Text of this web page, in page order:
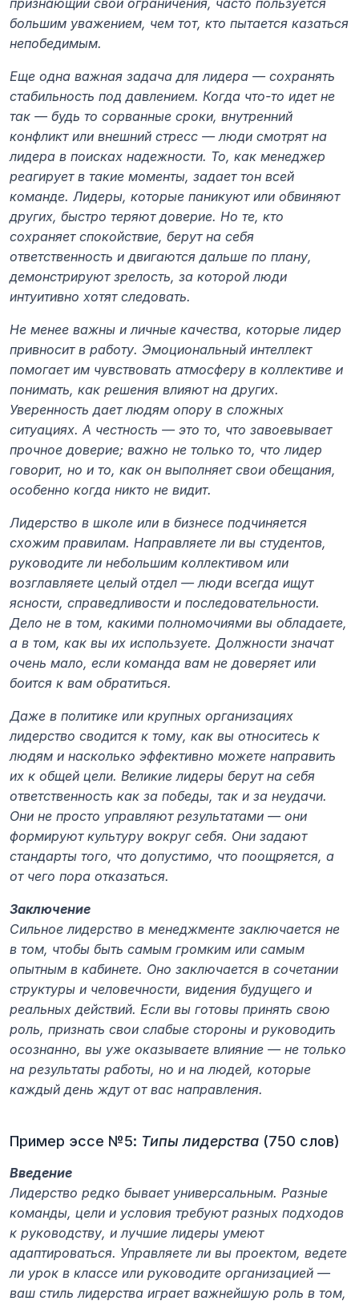
признающий свои ограничения, часто пользуется
большим уважением, чем тот, кто пытается казаться
непобедимым.
Еще одна важная задача для лидера — сохранять
стабильность под давлением. Когда что-то идет не
так — будь то сорванные сроки, внутренний
конфликт или внешний стресс — люди смотрят на
лидера в поисках надежности. То, как менеджер
реагирует в такие моменты, задает тон всей
команде. Лидеры, которые паникуют или обвиняют
других, быстро теряют доверие. Но те, кто
сохраняет спокойствие, берут на себя
ответственность и двигаются дальше по плану,
демонстрируют зрелость, за которой люди
интуитивно хотят следовать.
Не менее важны и личные качества, которые лидер
привносит в работу. Эмоциональный интеллект
помогает им чувствовать атмосферу в коллективе и
понимать, как решения влияют на других.
Уверенность дает людям опору в сложных
ситуациях. А честность — это то, что завоевывает
прочное доверие; важно не только то, что лидер
говорит, но и то, как он выполняет свои обещания,
особенно когда никто не видит.
Лидерство в школе или в бизнесе подчиняется
схожим правилам. Направляете ли вы студентов,
руководите ли небольшим коллективом или
возглавляете целый отдел — люди всегда ищут
ясности, справедливости и последовательности.
Дело не в том, какими полномочиями вы обладаете,
а в том, как вы их используете. Должности значат
очень мало, если команда вам не доверяет или
боится к вам обратиться.
Даже в политике или крупных организациях
лидерство сводится к тому, как вы относитесь к
людям и насколько эффективно можете направить
их к общей цели. Великие лидеры берут на себя
ответственность как за победы, так и за неудачи.
Они не просто управляют результатами — они
формируют культуру вокруг себя. Они задают
стандарты того, что допустимо, что поощряется, а
от чего пора отказаться.
Заключение
Сильное лидерство в менеджменте заключается не
в том, чтобы быть самым громким или самым
опытным в кабинете. Оно заключается в сочетании
структуры и человечности, видения будущего и
реальных действий. Если вы готовы принять свою
роль, признать свои слабые стороны и руководить
осознанно, вы уже оказываете влияние — не только
на результаты работы, но и на людей, которые
каждый день ждут от вас направления.
Пример эссе №5: Типы лидерства (750 слов)
Введение
Лидерство редко бывает универсальным. Разные
команды, цели и условия требуют разных подходов
к руководству, и лучшие лидеры умеют
адаптироваться. Управляете ли вы проектом, ведете
ли урок в классе или руководите организацией —
ваш стиль лидерства играет важнейшую роль в том,